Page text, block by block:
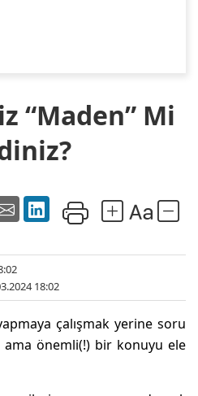
“Maden” Mi
18:02
çalışmak yerine soru
ama önemli(!) bir konuyu ele